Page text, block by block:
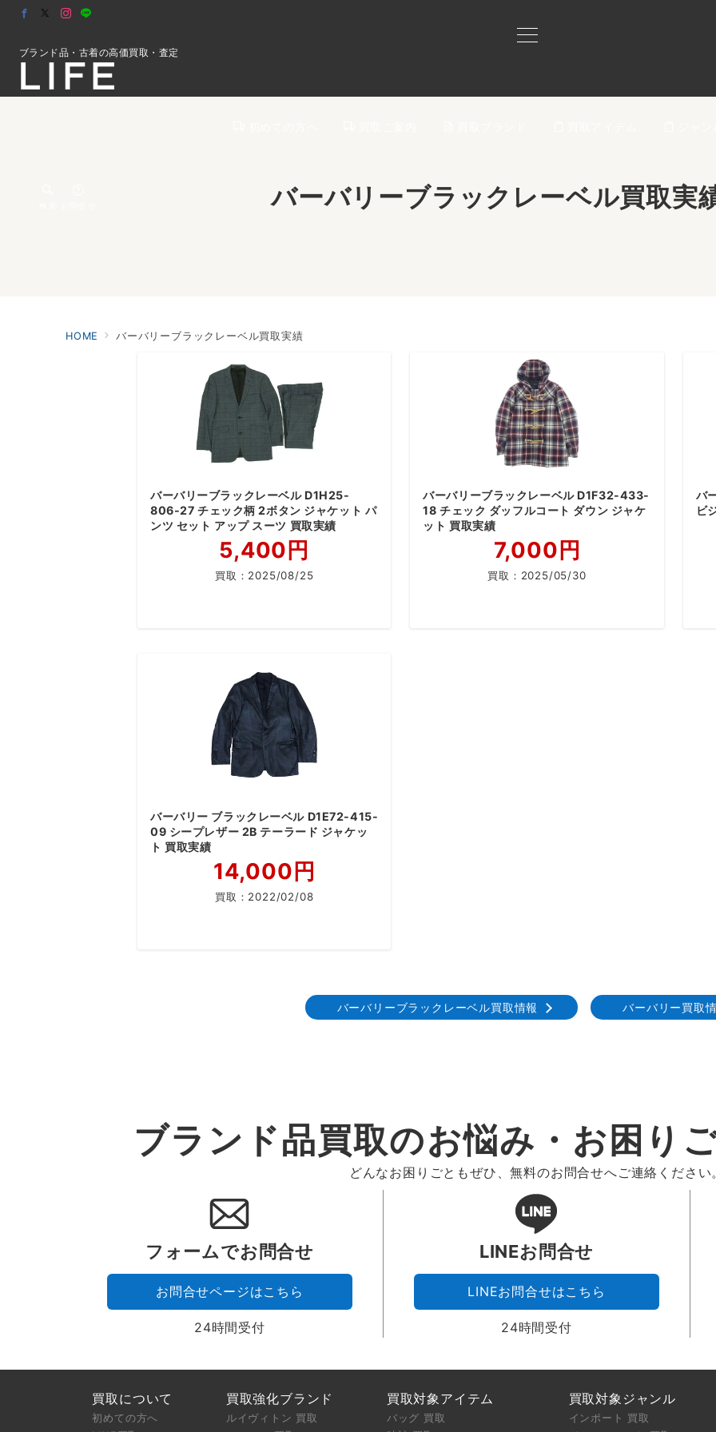
ブランド品・古着の高価買取・査定
バーバリーブラックレーベル買取実
HOME バーバリーブラックレーベル買取実績
バーバリーブラックレーベル D1H25-
806-27 チェック柄 2ボタン ジャケット パ
ンツ セット アップ スーツ 買取実績
5,400円
買取： 2025/08/25
バーバリーブラックレーベル D1F32-433-
18 チェック ダッフルコート ダウン ジャケ
ット 買取実績
7,000円
買取： 2025/05/30
バ
ビ
バーバリー ブラックレーベル D1E72-415-
09 シープレザー 2B テーラード ジャケッ
ト 買取実績
14,000円
買取： 2022/02/08
バーバリーブラックレーベル買取情報 バーバリー買取
ブランド品買取のお悩み・お困り
どんなお困りごともぜひ、無料のお問合せへご連絡ください
フォームでお問合せ
お問合せページはこちら
24時間受付
LINEお問合せ
LINEお問合せはこちら
24時間受付
買取について
初めての方へ
買取強化ブランド
ルイヴィトン 買取
買取対象アイテム
バッグ 買取
買取対象ジャンル
インポート 買取